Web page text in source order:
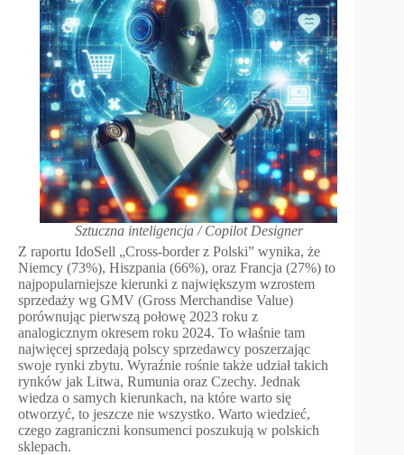
Sztuczna inteligencja / Copilot Designer
Z raportu IdoSell „Cross-border z Polski” wynika, że
Niemcy (73%), Hiszpania (66%), oraz Francja (27%) to
najpopularniejsze kierunki z największym wzrostem
sprzedaży wg GMV (Gross Merchandise Value)
porównując pierwszą połowę 2023 roku z
analogicznym okresem roku 2024. To właśnie tam
najwięcej sprzedają polscy sprzedawcy poszerzając
swoje rynki zbytu. Wyraźnie rośnie także udział takich
rynków jak Litwa, Rumunia oraz Czechy. Jednak
wiedza o samych kierunkach, na które warto się
otworzyć, to jeszcze nie wszystko. Warto wiedzieć,
czego zagraniczni konsumenci poszukują w polskich
sklepach.